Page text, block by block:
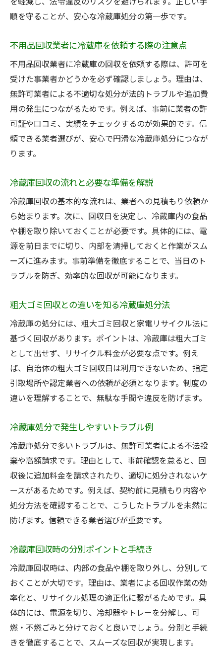
順を守ることが、安心な冷蔵庫処分の第一歩です。
不用品回収業者に冷蔵庫を依頼する際の注意点
不用品回収業者に冷蔵庫の回収を依頼する際は、許可を
受けた事業者かどうかを必ず確認しましょう。理由は、
無許可業者による不適切な処分が法的トラブルや追加費
用の発生につながるためです。例えば、事前に業者の許
可証や口コミ、実績をチェックするのが効果的です。信
頼できる業者選びが、安心で円滑な冷蔵庫処分につなが
ります。
冷蔵庫回収の流れと必要な準備を解説
冷蔵庫回収の基本的な流れは、業者への見積もり依頼か
ら始まります。次に、回収日を決定し、冷蔵庫内の食品
や棚を取り除いておくことが必要です。具体的には、電
源を前日までに切り、内部を清掃しておくと作業がスム
ーズに進みます。事前準備を徹底することで、当日のト
ラブルを防ぎ、効率的な回収が可能になります。
粗大ゴミ回収との違いを知る冷蔵庫処分法
冷蔵庫の処分には、粗大ゴミ回収と家電リサイクル法に
基づく回収があります。ポイントは、冷蔵庫は粗大ゴミ
として出せず、リサイクル料金が必要な点です。例え
ば、自治体の粗大ゴミ回収日は利用できないため、指定
引取場所や認定業者への依頼が必須となります。制度の
違いを理解することで、無駄な手間や違反を防げます。
冷蔵庫処分で発生しやすいトラブル例
冷蔵庫処分で多いトラブルは、無許可業者による不法投
棄や高額請求です。理由として、事前確認を怠ると、回
収後に追加料金を請求されたり、適切に処分されないケ
ースがあるためです。例えば、契約前に見積もり内容や
処分方法を確認することで、こうしたトラブルを未然に
防げます。信頼できる業者選びが重要です。
冷蔵庫回収時の分別ポイントと手続き
冷蔵庫回収時は、内部の食品や棚を取り外し、分別して
おくことが大切です。理由は、業者による回収作業の効
率化と、リサイクル処理の適正化に繋がるためです。具
体的には、電源を切り、冷却器やトレーを分解し、可
燃・不燃ごみと分けておくと良いでしょう。分別と手続
きを徹底することで、スムーズな回収が実現します。